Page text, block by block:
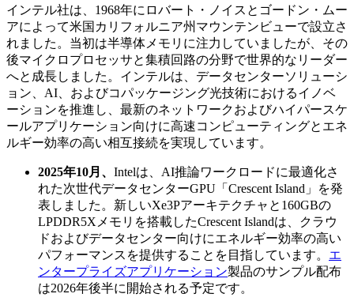
インテル社は、1968年にロバート・ノイスとゴードン・ムー
アによって米国カリフォルニア州マウンテンビューで設立さ
れました。当初は半導体メモリに注力していましたが、その
後マイクロプロセッサと集積回路の分野で世界的なリーダー
へと成長しました。インテルは、データセンターソリューシ
ョン、AI、およびコパッケージング光技術におけるイノベ
ーションを推進し、最新のネットワークおよびハイパースケ
ールアプリケーション向けに高速コンピューティングとエネ
ルギー効率の高い相互接続を実現しています。
2025年10月、 Intelは、AI推論ワークロードに最適化さ
れた次世代データセンターGPU「Crescent Island」を発
表しました。新しいXe3Pアーキテクチャと160GBの
LPDDR5Xメモリを搭載したCrescent Islandは、クラウ
ドおよびデータセンター向けにエネルギー効率の高い
パフォーマンスを提供することを目指しています。 エ
ンタープライズアプリケーション製品のサンプル配布
は2026年後半に開始される予定です。